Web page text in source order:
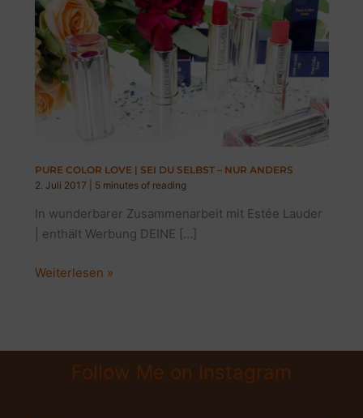
PURE COLOR LOVE | SEI DU SELBST – NUR ANDERS
2. Juli 2017
5 minutes of reading
In wunderbarer Zusammenarbeit mit Estée Lauder
| enthält Werbung DEINE […]
PURE
SEI
Weiterlesen »
Follow Me on Instagram